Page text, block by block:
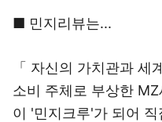
■ 민지리뷰는...
「 자신의 가치관과 세
소비 주체로 부상한 MZ
이 '민지크루'가 되어 직